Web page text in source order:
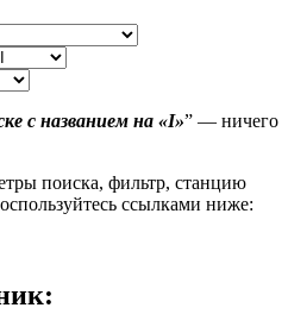
с названием на «I»” — ничего
поиска, фильтр, станцию
ссылками ниже: